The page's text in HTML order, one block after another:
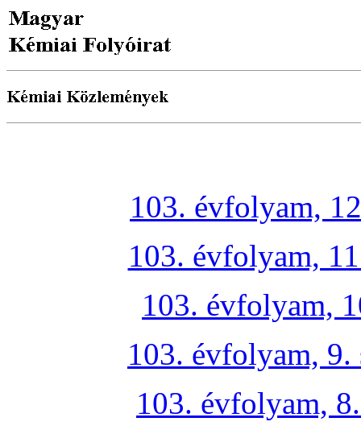
103. évfolyam,
103. évfolyam,
103. évfolyam,
103. évfolyam, 9.
103. évfolyam,